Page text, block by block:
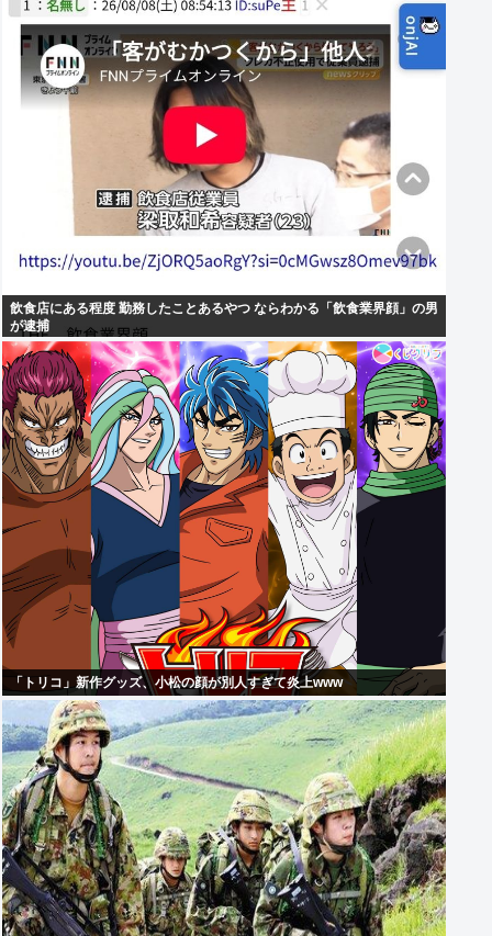
飲食店にある程度 勤務したことあるやつ ならわかる「飲食業界顔」の男
が逮捕
「トリコ」新作グッズ、小松の顔が別人すぎて炎上www